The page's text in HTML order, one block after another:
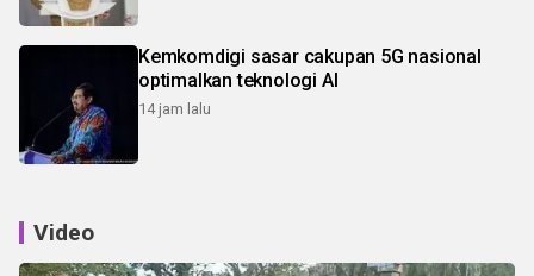
Kemkomdigi sasar cakupan 5G nasional
optimalkan teknologi AI
14 jam lalu
Video